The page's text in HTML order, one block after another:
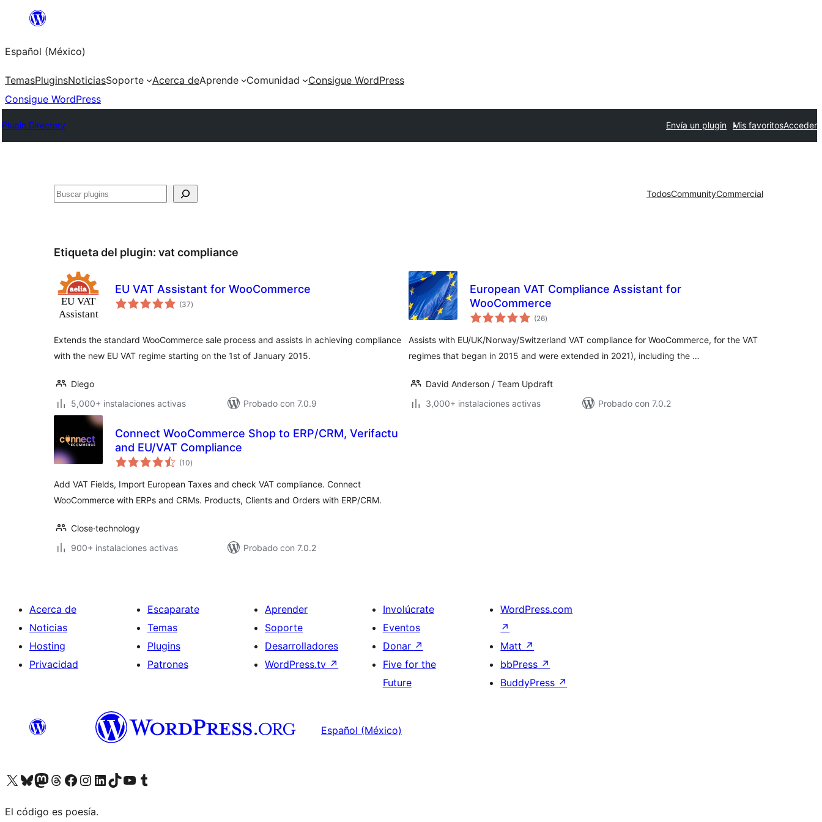
Saltar
contenido
Español (México)
TemasPluginsNoticiasSoporte Acerca deAprende Comunidad
Consigue WordPress
Consigue WordPress
Plugin Directory Envía un plugin Mis favoritosAcceder
Buscar TodosCommunityCommercial
Etiqueta del plugin: vat compliance
EU VAT Assistant for WooCommerce
(37total
de
)
Extends the standard WooCommerce sale process and assists in achieving compliance
with the new EU VAT regime starting on the 1st of January 2015.
Diego
5,000+ instalaciones activas
Probado con 7.0.9
European VAT Compliance Assistant for
WooCommerce
(26total
de
)
Assists with EU/UK/Norway/Switzerland VAT compliance for WooCommerce, for the VAT
regimes that began in 2015 and were extended in 2021), including the …
David Anderson / Team Updraft
3,000+ instalaciones activas
Probado con 7.0.2
Connect WooCommerce Shop to ERP/CRM, Verifactu
and EU/VAT Compliance
(10total
de
)
Add VAT Fields, Import European Taxes and check VAT compliance. Connect
WooCommerce with ERPs and CRMs. Products, Clients and Orders with ERP/CRM.
Close·technology
900+ instalaciones activas
Probado con 7.0.2
Acerca de
Noticias
Hosting
Privacidad
Escaparate
Temas
Plugins
Patrones
Aprender
Soporte
Desarrolladores
WordPress.tv ↗
Involúcrate
Eventos
Donar ↗
Five for the
Future
WordPress.com
↗
Matt ↗
bbPress ↗
BuddyPress ↗
Español (México)
Visita nuestra cuenta de X (anteriormente Twitter)
Visita nuestra cuenta de Bluesky
Visita nuestra cuenta de Mastodon
Visita nuestra cuenta de Threads
Visita nuestra página de Facebook
Visita nuestra cuenta de Instagram
Visita nuestra cuenta de LinkedIn
Visita nuestra cuenta de TikTok
Visita nuestro canal de YouTube
Visita nuestra cuenta de Tumblr
El código es poesía.